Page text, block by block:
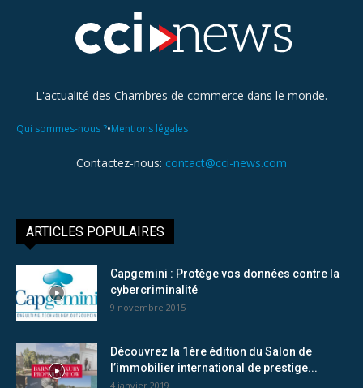
L'actualité des Chambres de commerce dans le monde.
Qui sommes-nous ?•Mentions légales
Contactez-nous: contact@cci-news.com
ARTICLES POPULAIRES
Capgemini : Protège vos données contre la
cybercriminalité
9 novembre 2015
Découvrez la 1ère édition du Salon de
l’immobilier international de prestige...
4 janvier 2019